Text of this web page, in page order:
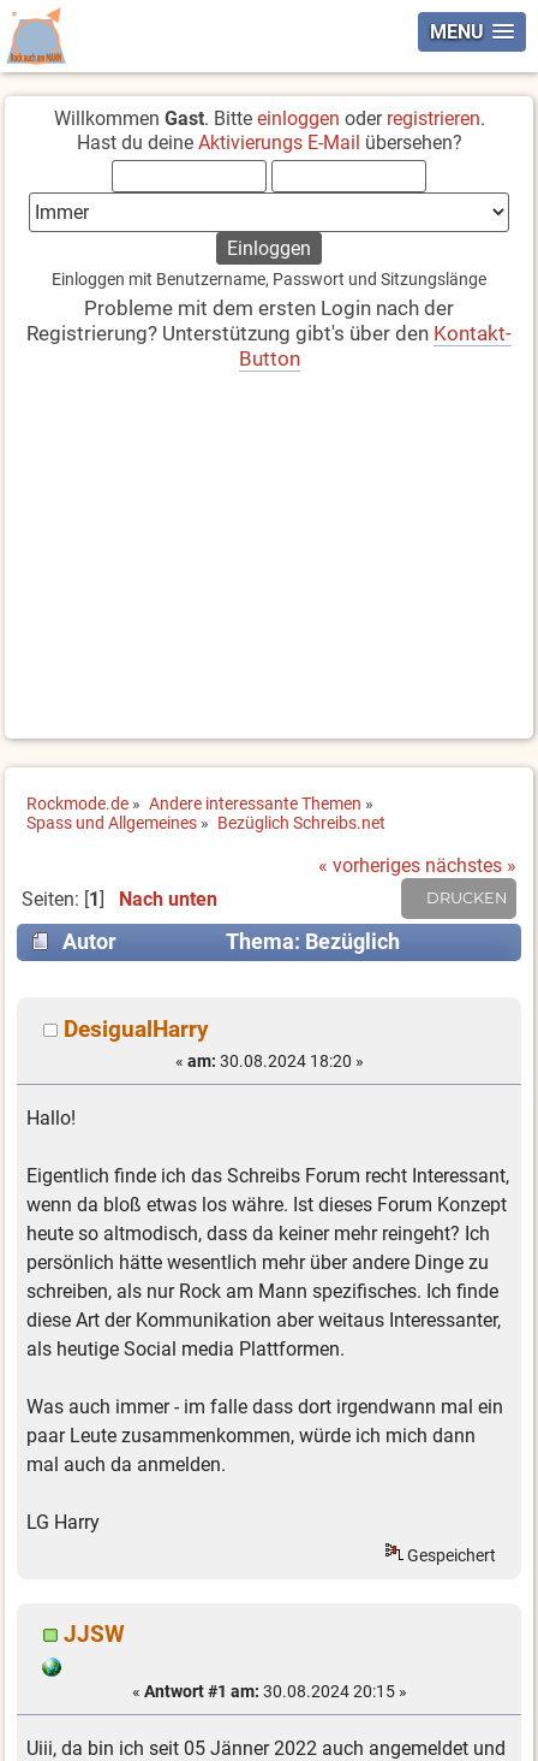
MENU
Willkommen Gast. Bitte einloggen oder registrieren.
Hast du deine Aktivierungs E-Mail übersehen?
Einloggen mit Benutzername, Passwort und Sitzungslänge
Probleme mit dem ersten Login nach der
Registrierung? Unterstützung gibt's über den Kontakt-
Button
Rockmode.de » Andere interessante Themen »
Spass und Allgemeines » Bezüglich Schreibs.net
« vorheriges nächstes »
DRUCKEN
Seiten: [1] Nach unten
Autor
Thema: Bezüglich
DesigualHarry
« am: 30.08.2024 18:20 »
Hallo!
Eigentlich finde ich das Schreibs Forum recht Interessant,
wenn da bloß etwas los währe. Ist dieses Forum Konzept
heute so altmodisch, dass da keiner mehr reingeht? Ich
persönlich hätte wesentlich mehr über andere Dinge zu
schreiben, als nur Rock am Mann spezifisches. Ich finde
diese Art der Kommunikation aber weitaus Interessanter,
als heutige Social media Plattformen.
Was auch immer - im falle dass dort irgendwann mal ein
paar Leute zusammenkommen, würde ich mich dann
mal auch da anmelden.
LG Harry
Gespeichert
JJSW
« Antwort #1 am: 30.08.2024 20:15 »
Uiii, da bin ich seit 05 Jänner 2022 auch angemeldet und